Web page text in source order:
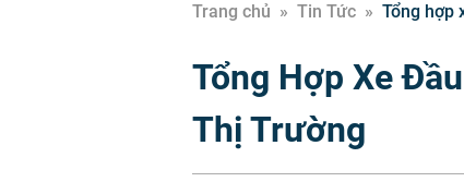
Trang chủ » Tin Tức » Tổng hợp
Tổng Hợp Xe
Thị Trường